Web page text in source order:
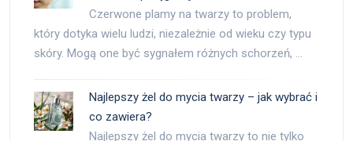
Czerwone plamy na twarzy to problem,
który dotyka wielu ludzi, niezależnie od wieku czy typu
skóry. Mogą one być sygnałem różnych schorzeń, …
Najlepszy żel do mycia twarzy – jak wybrać i
co zawiera?
Najlepszy żel do mycia twarzy to nie tylko